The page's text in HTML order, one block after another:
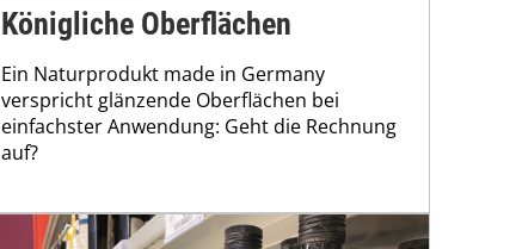
Königliche Oberflächen
Ein Naturprodukt made in Germany
verspricht glänzende Oberflächen bei
einfachster Anwendung: Geht die Rechnung
auf?